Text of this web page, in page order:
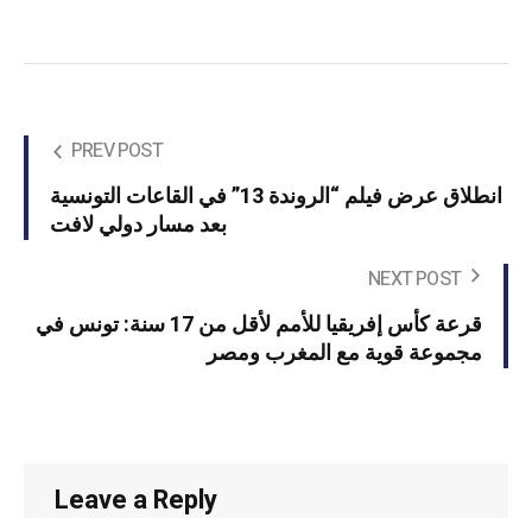
PREV POST
انطلاق عرض فيلم “الروندة 13” في القاعات التونسية
بعد مسار دولي لافت
NEXT POST
قرعة كأس إفريقيا للأمم لأقل من 17 سنة: تونس في
مجموعة قوية مع المغرب ومصر
Leave a Reply